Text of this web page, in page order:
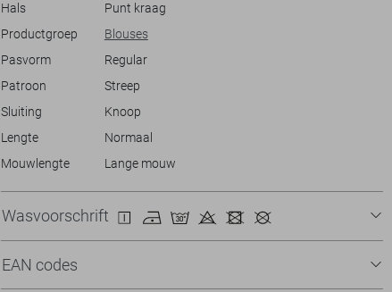
Hals
Punt kraag
Productgroep
Blouses
Pasvorm
Regular
Patroon
Streep
Sluiting
Knoop
Lengte
Normaal
Mouwlengte
Lange mouw
Wasvoorschrift
EAN codes